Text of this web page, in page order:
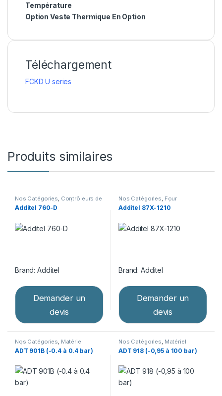
Température
Option Veste Thermique En Option
Téléchargement
FCKD U series
Produits similaires
Nos Catégories Contrôleurs de
pression ,Matériel d’étalonnage
Additel 760-D
Brand:Additel
Demander un
devis
Nos Catégories Four
d'étalonnage Matériel
d’étalonnage
Additel 87X-1210
Brand:Additel
Demander un
devis
Nos Catégories, Matériel
d’étalonnage ,Pompes
pneumatiques
ADT 901B (-0.4 à 0.4 bar)
Nos Catégories, Matériel
d’étalonnage, Pompes
pneumatiques
ADT 918 (-0,95 à 100 bar)